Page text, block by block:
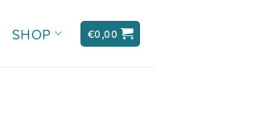
SHOP €0,00